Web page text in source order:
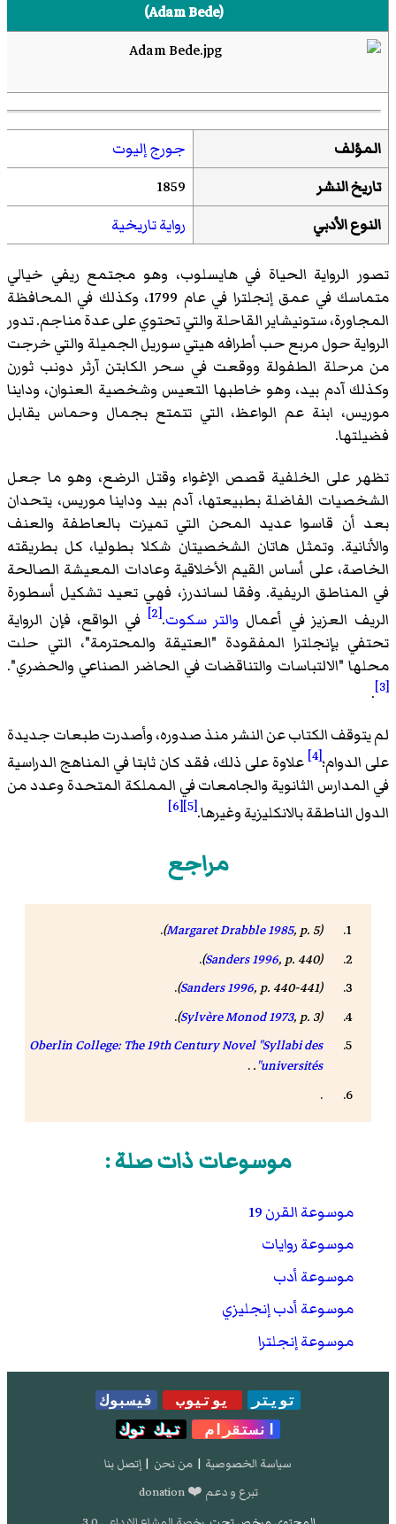
(
Adam Bede
)‏
المؤلف
جورج إليوت
تاريخ النشر
1859
النوع الأدبي
رواية تاريخية
تصور الرواية الحياة في هايسلوب، وهو مجتمع ريفي خيالي
متماسك في عمق إنجلترا في عام 1799، وكذلك في المحافظة
المجاورة، ستونيشاير القاحلة والتي تحتوي على عدة مناجم. تدور
الرواية حول مربع حب أطرافه هيتي سوريل الجميلة والتي خرجت
من مرحلة الطفولة ووقعت في سحر الكابتن آرثر دونب ثورن
وكذلك آدم بيد، وهو خاطبها التعيس وشخصية العنوان، وداينا
موريس، ابنة عم الواعظ، التي تتمتع بجمال وحماس يقابل
فضيلتها.
تظهر على الخلفية قصص الإغواء وقتل الرضع، وهو ما جعل
الشخصيات الفاضلة بطبيعتها، آدم بيد وداينا موريس، يتحدان
بعد أن قاسوا عديد المحن التي تميزت بالعاطفة والعنف
والأنانية. وتمثل هاتان الشخصيتان شكلا بطوليا، كل بطريقته
الخاصة، على أساس القيم الأخلاقية وعادات المعيشة الصالحة
في المناطق الريفية. وفقا لساندرز، فهي تعيد تشكيل أسطورة
الريف العزيز في أعمال والتر سكوت.
[2]
في الواقع، فإن الرواية
تحتفي بإنجلترا المفقودة "العتيقة والمحترمة"، التي حلت
محلها "الالتباسات والتناقضات في الحاضر الصناعي والحضري".
[3]
.
لم يتوقف الكتاب عن النشر منذ صدوره، وأصدرت طبعات جديدة
على الدوام؛[4]
علاوة على ذلك، فقد كان ثابتا في المناهج الدراسية
في المدارس الثانوية والجامعات في المملكة المتحدة وعدد من
الدول الناطقة بالانكليزية وغيرها.[5]
[6]
مراجع
(
Margaret Drabble 1985, p. 5)
.
(
Sanders 1996, p. 440)
.
(
Sanders 1996, p. 440-441)
.
(
Sylvère Monod 1973, p. 3)
.
Oberlin College: The 19th Century Novel "Syllabi des
universités"
.
.
.
موسوعات ذات صلة :
موسوعة القرن 19
موسوعة روايات
موسوعة أدب
موسوعة أدب إنجليزي
موسوعة إنجلترا
تويتر يوتيوب
فيسبوك
انستقرام
تيك توك
سياسة الخصوصية | من نحن | إتصل بنا
تبرع و دعم ❤️ donation